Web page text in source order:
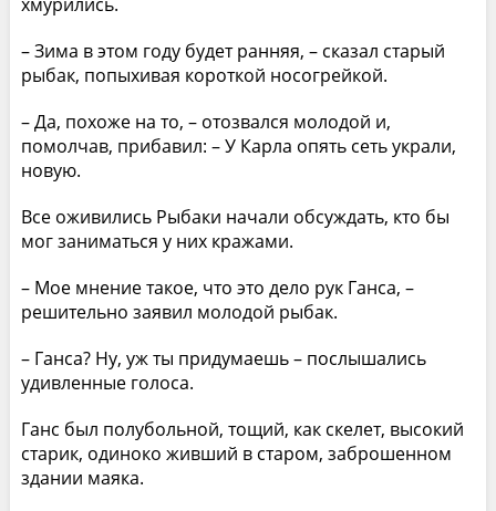
– Зима в этом году будет ранняя, – сказал старый
рыбак, попыхивая короткой носогрейкой.
– Да, похоже на то, – отозвался молодой и,
помолчав, прибавил: – У Карла опять сеть украли,
новую.
Все оживились Рыбаки начали обсуждать, кто бы
мог заниматься у них кражами.
– Мое мнение такое, что это дело рук Ганса, –
решительно заявил молодой рыбак.
– Ганса? Ну, уж ты придумаешь – послышались
удивленные голоса.
Ганс был полубольной, тощий, как скелет, высокий
старик, одиноко живший в старом, заброшенном
здании маяка.